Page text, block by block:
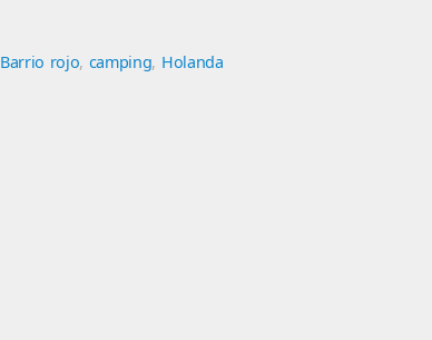
Barrio rojo, camping, Holanda